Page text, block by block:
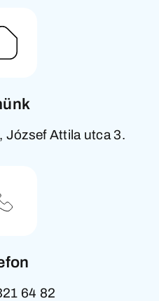
József Attila utca 3.
64 82